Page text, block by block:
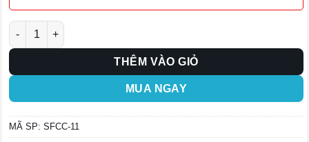
Ghế Sofa Cao Cấp SFCC-11 số lượng
THÊM VÀO GIỎ
MUA NGAY
MÃ SP: SFCC-11